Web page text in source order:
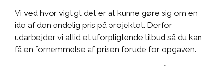
Vi ved hvor vigtigt det er at kunne gøre sig om en
ide af den endelig pris på projektet. Derfor
udarbejder vi altid et uforpligtende tilbud så du kan
få en fornemmelse af prisen forude for opgaven.